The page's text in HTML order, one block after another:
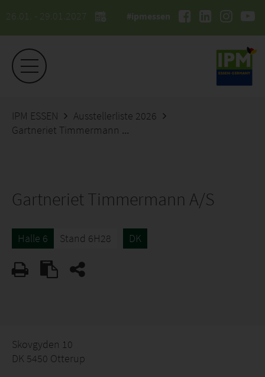
26.01. - 29.01.2027 #ipmessen
IPM ESSEN
Ausstellerliste 2026
Gartneriet Timmermann A/S
Gartneriet Timmermann A/S
Halle 6 Stand 6H28 DK
Skovgyden 10
DK 5450 Otterup